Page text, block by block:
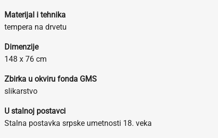
Materijal i tehnika
tempera na drvetu
Dimenzije
148 x 76 cm
Zbirka u okviru fonda GMS
slikarstvo
U stalnoj postavci
Stalna postavka srpske umetnosti 18. veka